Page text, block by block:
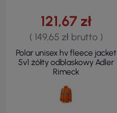
121,67 zł
( 149,65 zł brutto )
Polar unisex hv fleece jacket
5v1 żółty odblaskowy Adler
Rimeck